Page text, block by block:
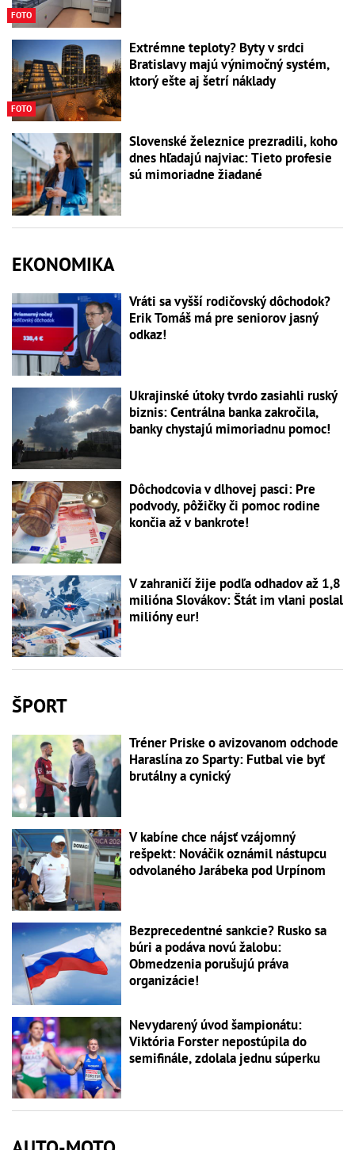
FOTO
FOTO
Extrémne teploty? Byty v srdci
Bratislavy majú výnimočný systém,
ktorý ešte aj šetrí náklady
Slovenské železnice prezradili, koho
dnes hľadajú najviac: Tieto profesie
sú mimoriadne žiadané
EKONOMIKA
Vráti sa vyšší rodičovský dôchodok?
Erik Tomáš má pre seniorov jasný
odkaz!
Ukrajinské útoky tvrdo zasiahli ruský
biznis: Centrálna banka zakročila,
banky chystajú mimoriadnu pomoc!
Dôchodcovia v dlhovej pasci: Pre
podvody, pôžičky či pomoc rodine
končia až v bankrote!
V zahraničí žije podľa odhadov až 1,8
milióna Slovákov: Štát im vlani poslal
milióny eur!
ŠPORT
Tréner Priske o avizovanom odchode
Haraslína zo Sparty: Futbal vie byť
brutálny a cynický
V kabíne chce nájsť vzájomný
rešpekt: Nováčik oznámil nástupcu
odvolaného Jarábeka pod Urpínom
Bezprecedentné sankcie? Rusko sa
búri a podáva novú žalobu:
Obmedzenia porušujú práva
organizácie!
Nevydarený úvod šampionátu:
Viktória Forster nepostúpila do
semifinále, zdolala jednu súperku